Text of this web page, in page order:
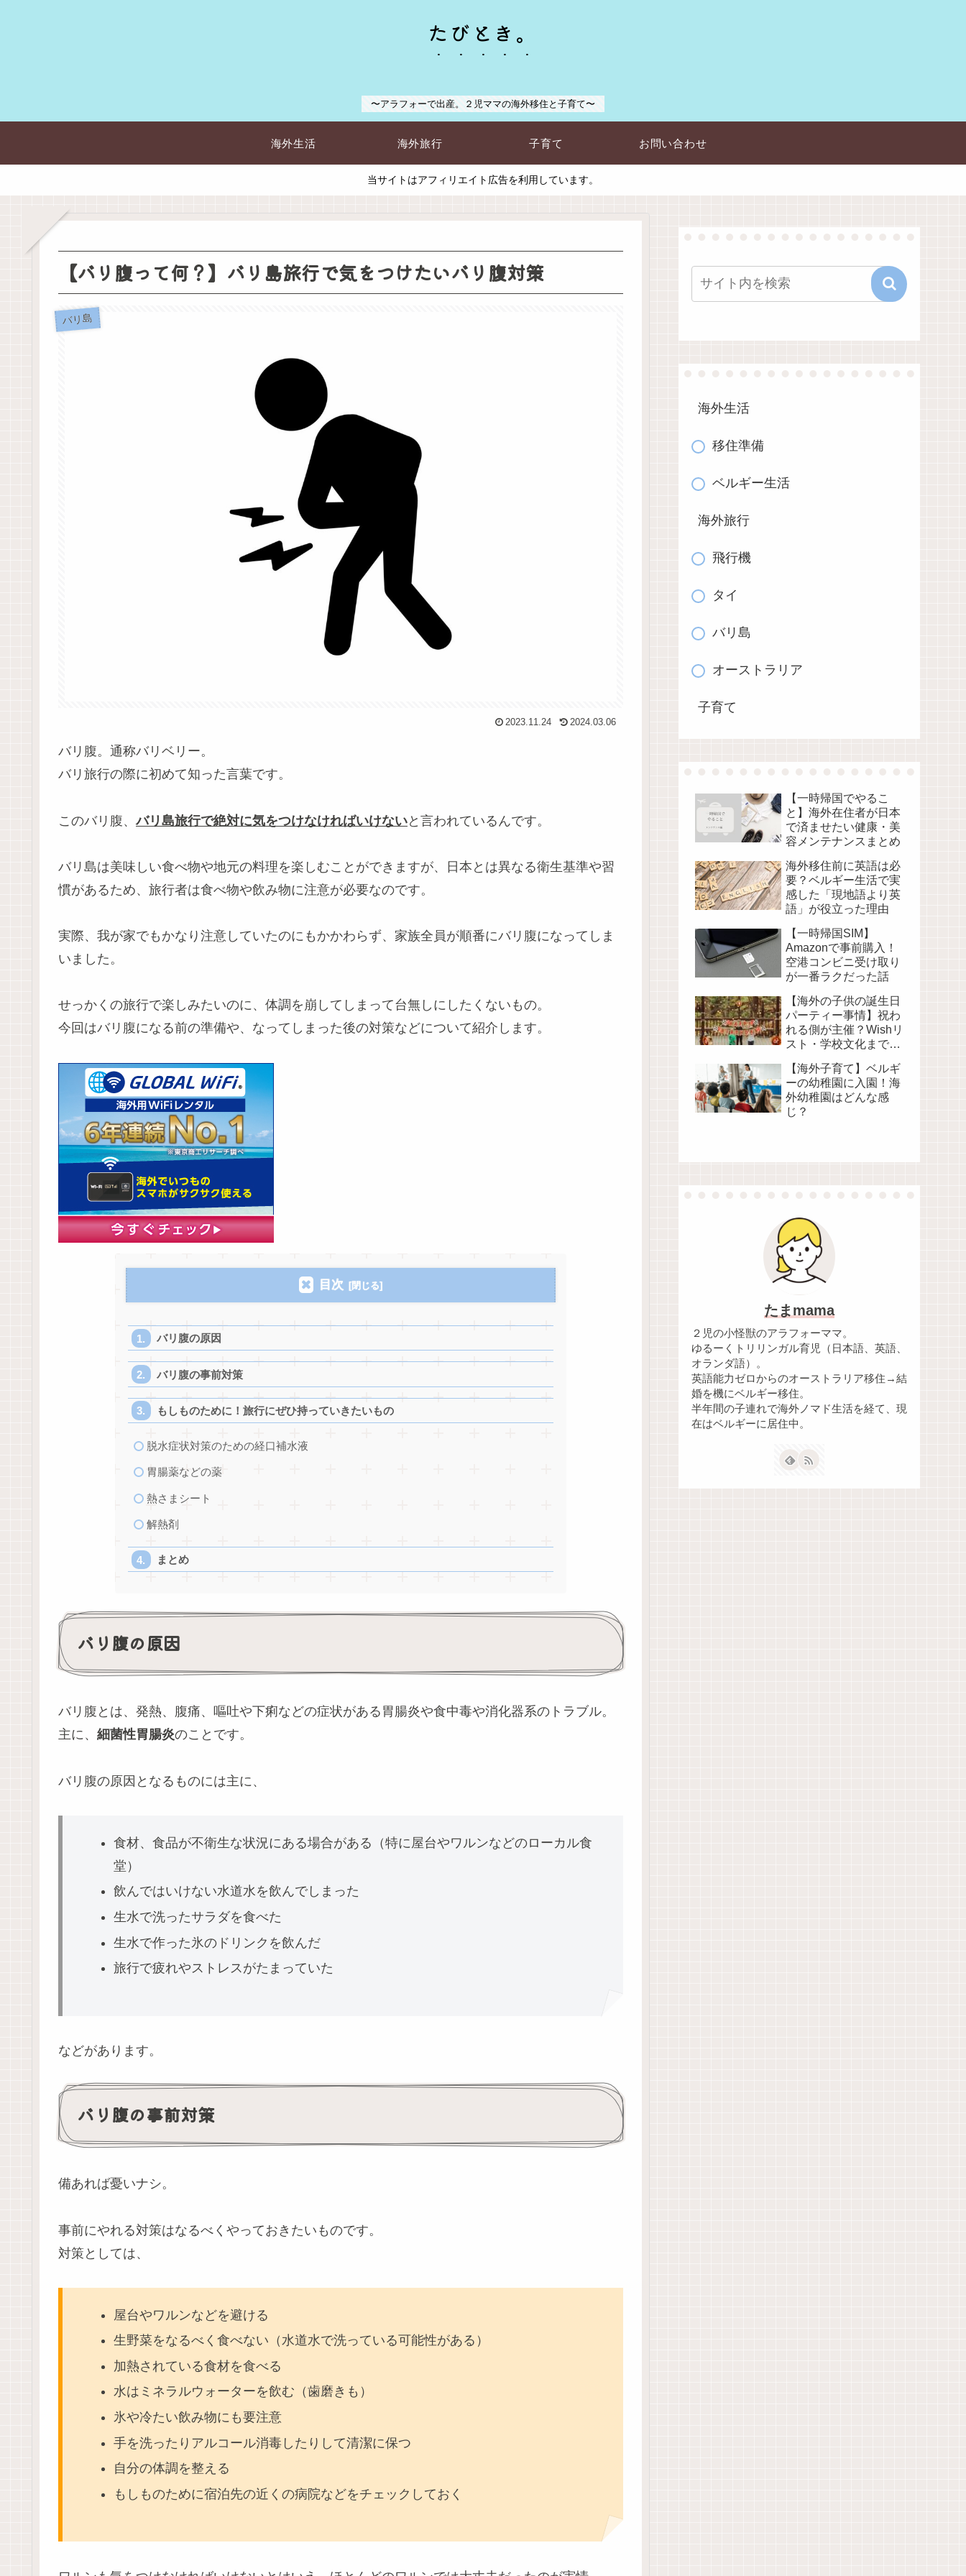
たびとき。
〜アラフォーで出産。２児ママの海外移住と子育て〜
海外生活 海外旅行 子育て お問い合わせ
当サイトはアフィリエイト広告を利用しています。
【バリ腹って何？】バリ島旅行で気をつけたいバリ腹対策
バリ島
2023.11.24 2024.03.06
バリ腹。通称バリベリー。
バリ旅行の際に初めて知った言葉です。
このバリ腹、バリ島旅行で絶対に気をつけなければいけないと言われているんです。
バリ島は美味しい食べ物や地元の料理を楽しむことができますが、日本とは異なる衛生基準や習
慣があるため、旅行者は食べ物や飲み物に注意が必要なのです。
実際、我が家でもかなり注意していたのにもかかわらず、家族全員が順番にバリ腹になってしま
いました。
せっかくの旅行で楽しみたいのに、体調を崩してしまって台無しにしたくないもの。
今回はバリ腹になる前の準備や、なってしまった後の対策などについて紹介します。
目次
バリ腹の原因
バリ腹の事前対策
もしものために！旅行にぜひ持っていきたいもの
脱水症状対策のための経口補水液
胃腸薬などの薬
熱さまシート
解熱剤
まとめ
バリ腹の原因
バリ腹とは、発熱、腹痛、嘔吐や下痢などの症状がある胃腸炎や食中毒や消化器系のトラブル。
主に、 細菌性胃腸炎のことです。
バリ腹の原因となるものには主に、
食材、食品が不衛生な状況にある場合がある（特に屋台やワルンなどのローカル食
堂）
飲んではいけない水道水を飲んでしまった
生水で洗ったサラダを食べた
生水で作った氷のドリンクを飲んだ
旅行で疲れやストレスがたまっていた
などがあります。
バリ腹の事前対策
備あれば憂いナシ。
事前にやれる対策はなるべくやっておきたいものです。
対策としては、
屋台やワルンなどを避ける
生野菜をなるべく食べない（水道水で洗っている可能性がある）
加熱されている食材を食べる
水はミネラルウォーターを飲む（歯磨きも）
氷や冷たい飲み物にも要注意
手を洗ったりアルコール消毒したりして清潔に保つ
自分の体調を整える
もしものために宿泊先の近くの病院などをチェックしておく
海外生活
移住準備
ベルギー生活
海外旅行
飛行機
タイ
バリ島
オーストラリア
子育て
【一時帰国でやるこ
と】海外在住者が日本
で済ませたい健康・美
容メンテナンスまとめ
海外移住前に英語は必
要？ベルギー生活で実
感した「現地語より英
語」が役立った理由
【一時帰国SIM】
Amazonで事前購入！
空港コンビニ受け取り
が一番ラクだった話
【海外の子供の誕生日
パーティー事情】祝わ
れる側が主催？Wishリ
スト・学校文化まで徹
【海外子育て】ベルギ
ーの幼稚園に入園！海
外幼稚園はどんな感
じ？
たまmama
２児の小怪獣のアラフォーママ。
ゆるーくトリリンガル育児（日本語、英語、
オランダ語）。
英語能力ゼロからのオーストラリア移住→結
婚を機にベルギー移住。
半年間の子連れで海外ノマド生活を経て、現
在はベルギーに居住中。